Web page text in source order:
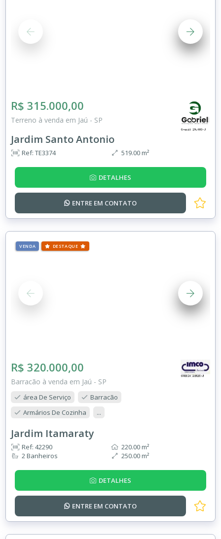
R$ 315.000,00
Terreno à venda em Jaú - SP
Jardim Santo Antonio
Ref: TE3374 519.00 m²
DETALHES
ENTRE EM CONTATO
VENDA DESTAQUE
R$ 320.000,00
Barracão à venda em Jaú - SP
área De Serviço
Barracão
Armários De Cozinha
...
Jardim Itamaraty
Ref: 42290
2 Banheiros
220.00 m²
250.00 m²
DETALHES
ENTRE EM CONTATO